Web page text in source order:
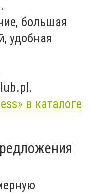
большая
удобная
в каталоге